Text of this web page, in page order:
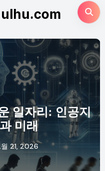
일자리: 인공지
미래
21, 2026